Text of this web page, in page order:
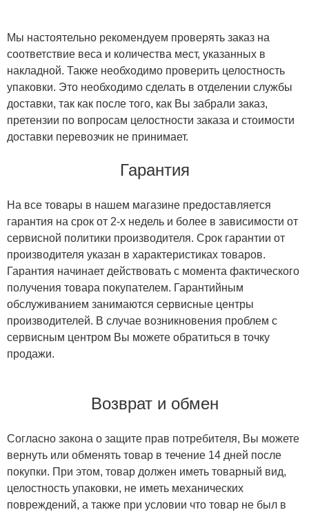
Мы настоятельно рекомендуем проверять заказ на
соответствие веса и количества мест, указанных в
накладной. Также необходимо проверить целостность
упаковки. Это необходимо сделать в отделении службы
доставки, так как после того, как Вы забрали заказ,
претензии по вопросам целостности заказа и стоимости
доставки перевозчик не принимает.
Гарантия
На все товары в нашем магазине предоставляется
гарантия на срок от 2-х недель и более в зависимости от
сервисной политики производителя. Срок гарантии от
производителя указан в характеристиках товаров.
Гарантия начинает действовать с момента фактического
получения товара покупателем. Гарантийным
обслуживанием занимаются сервисные центры
производителей. В случае возникновения проблем с
сервисным центром Вы можете обратиться в точку
продажи.
Возврат и обмен
Согласно закона о защите прав потребителя, Вы можете
вернуть или обменять товар в течение 14 дней после
покупки. При этом, товар должен иметь товарный вид,
целостность упаковки, не иметь механических
повреждений, а также при условии что товар не был в